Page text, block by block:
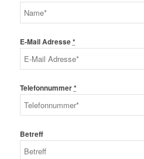
E-Mail Adresse*
Telefonnummer*
Betreff